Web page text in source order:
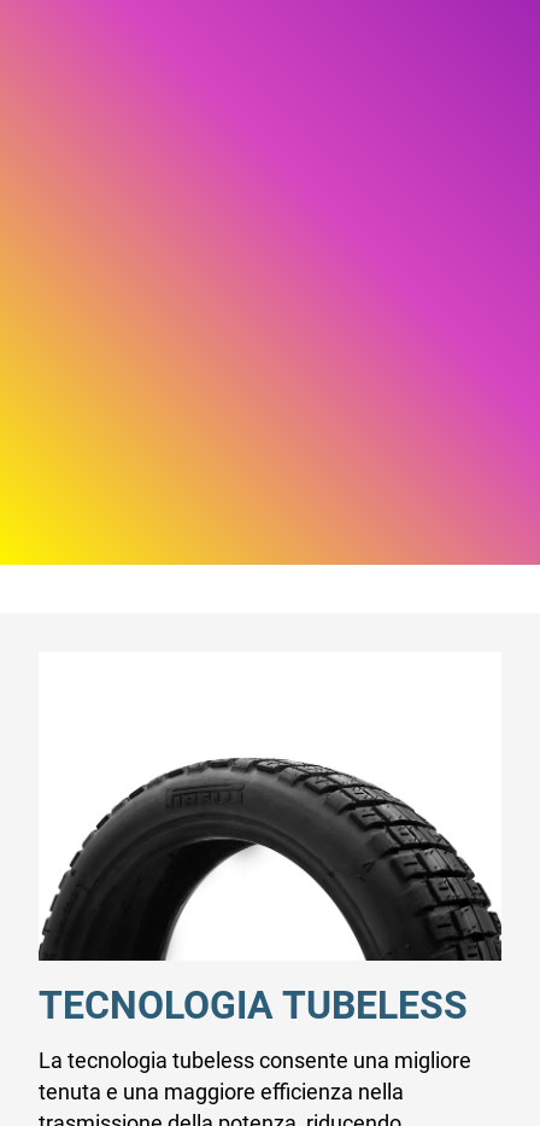
TECNOLOGIA TUBELESS
La tecnologia tubeless consente una migliore
tenuta e una maggiore efficienza nella